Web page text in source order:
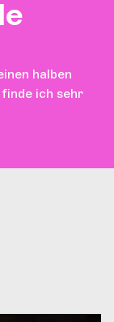
halben
ich sehr